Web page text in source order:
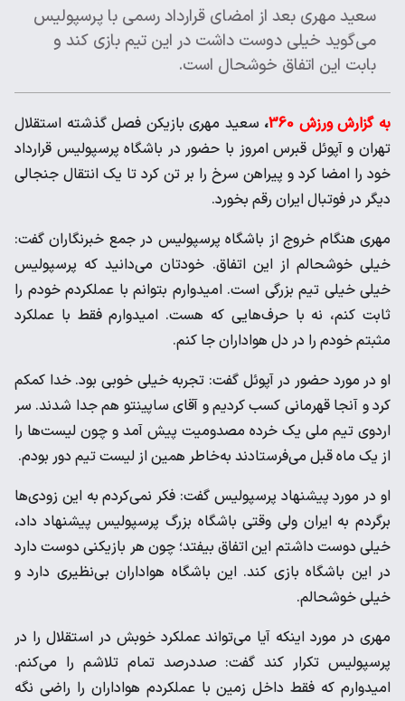
سعید مهری بعد از امضای قرارداد رسمی با پرسپولیس
می‌گوید خیلی دوست داشت در این تیم بازی کند و
بابت این اتفاق خوشحال است.
به گزارش ورزش 360 ، سعید مهری بازیکن فصل گذشته استقلال
تهران و آپوئل قبرس امروز با حضور در باشگاه پرسپولیس قرارداد
خود را امضا کرد و پیراهن سرخ را بر تن کرد تا یک انتقال جنجالی
دیگر در فوتبال ایران رقم بخورد.
مهری هنگام خروج از باشگاه پرسپولیس در جمع خبرنگاران گفت:
خیلی خوشحالم از این اتفاق. خودتان می‌دانید که پرسپولیس
خیلی خیلی تیم بزرگی است. امیدوارم بتوانم با عملکردم خودم را
ثابت کنم، نه با حرف‌هایی که هست‌. امیدوارم فقط با عملکرد
مثبتم خودم را در دل هواداران جا کنم.
او در مورد حضور در آپوئل گفت: تجربه خیلی خوبی بود. خدا کمکم
کرد و آنجا قهرمانی کسب کردیم و آقای ساپینتو هم جدا شدند‌. سر
اردوی تیم ملی یک خرده مصدومیت پیش آمد و چون لیست‌ها را
از یک ماه قبل می‌فرستادند به‌خاطر همین از لیست تیم دور بودم.
او در مورد پیشنهاد پرسپولیس گفت: فکر نمی‌کردم به این زودی‌ها
برگردم به ایران ولی وقتی باشگاه بزرگ پرسپولیس پیشنهاد داد،
خیلی دوست داشتم این اتفاق بیفتد؛ چون هر بازیکنی دوست دارد
در این باشگاه بازی کند. این باشگاه هواداران بی‌نظیری دارد و
خیلی خوشحالم.
مهری در مورد اینکه آیا می‌تواند عملکرد خوبش در استقلال را در
پرسپولیس تکرار کند گفت: صددرصد تمام تلاشم را می‌کنم.
امیدوارم که فقط داخل زمین با عملکردم هواداران را راضی نگه